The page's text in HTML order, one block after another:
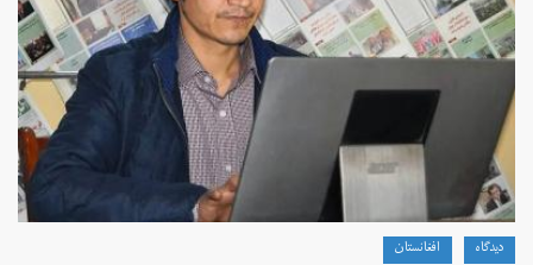
دیدگاه افغانستان